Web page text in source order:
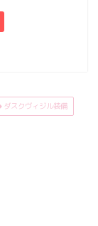
ダスクヴィジル装備